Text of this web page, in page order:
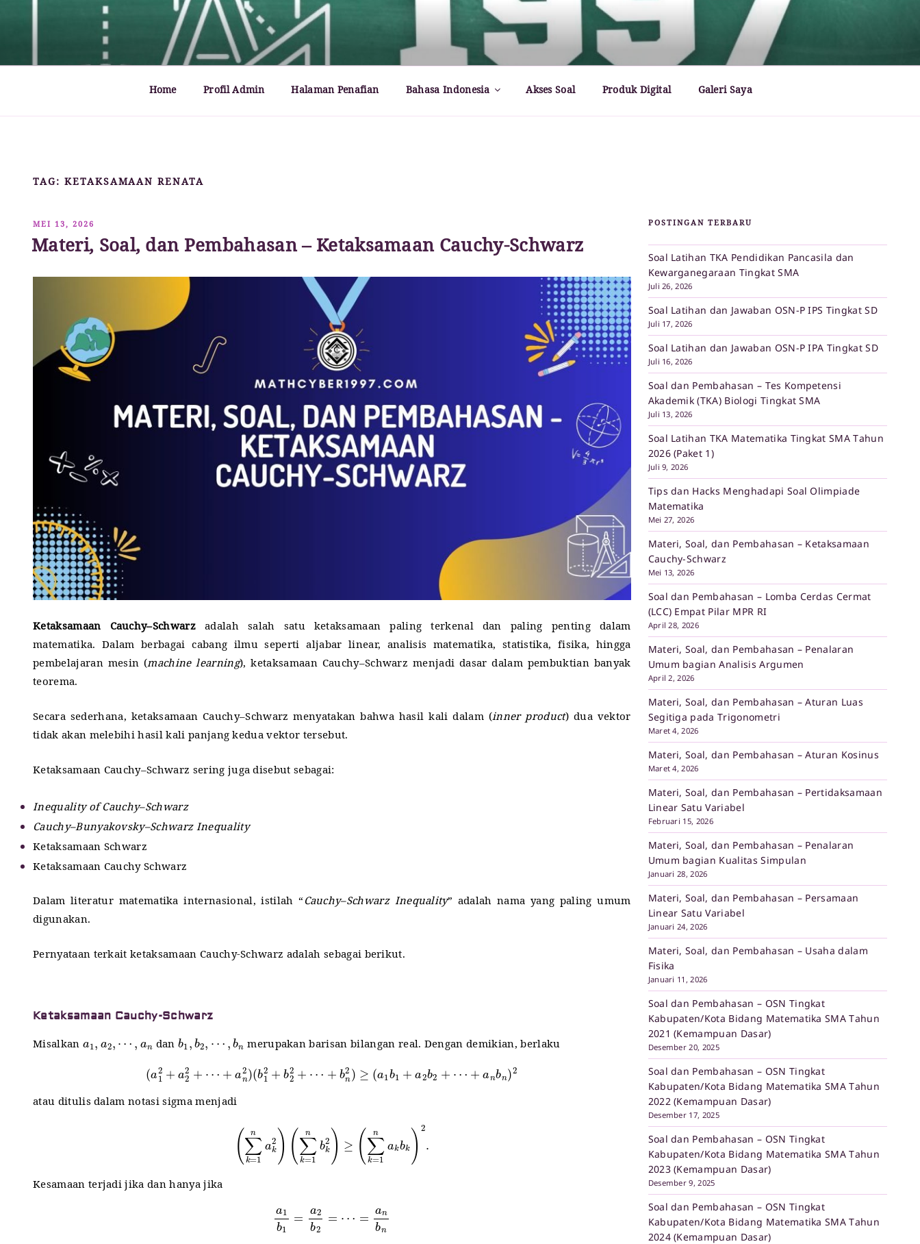
MATHCYBER1997
God used beautiful mathematics in creating the world – Paul Dirac
Home Profil Admin Halaman Penafian Bahasa Indonesia Akses Soal Produk Digital Galeri Saya
TAG: KETAKSAMAAN RENATA
DIPOSKAN
PADA
MEI 13, 2026
Materi, Soal, dan Pembahasan – Ketaksamaan Cauchy-Schwarz
Ketaksamaan Cauchy–Schwarz adalah salah satu ketaksamaan paling terkenal dan paling penting dalam
matematika. Dalam berbagai cabang ilmu seperti aljabar linear, analisis matematika, statistika, fisika, hingga
pembelajaran mesin (machine learning), ketaksamaan Cauchy–Schwarz menjadi dasar dalam pembuktian banyak
teorema.
Secara sederhana, ketaksamaan Cauchy–Schwarz menyatakan bahwa hasil kali dalam (inner product) dua vektor
tidak akan melebihi hasil kali panjang kedua vektor tersebut.
Ketaksamaan Cauchy–Schwarz sering juga disebut sebagai:
Inequality of Cauchy–Schwarz
Cauchy–Bunyakovsky–Schwarz Inequality
Ketaksamaan Schwarz
Ketaksamaan Cauchy Schwarz
Dalam literatur matematika internasional, istilah “Cauchy–Schwarz Inequality” adalah nama yang paling umum
digunakan.
Pernyataan terkait ketaksamaan Cauchy-Schwarz adalah sebagai berikut.
Ketaksamaan Cauchy-Schwarz
Misalkan dan b ,b
⋯ b merupakan barisan bilangan real. Dengan demikian, berlaku
(a1 2 +a 2 + an2)(b 1 +b 2 ⋯+ bn 2)≥(a 1b 1+ a 2b + a nb n 2
atau ditulis dalam notasi sigma menjadi
=1 n 2) ∑k = b (∑k ak b
Kesamaan terjadi jika dan hanya jika
a1b a2b nbn
POSTINGAN TERBARU
Soal Latihan TKA Pendidikan Pancasila dan
Kewarganegaraan Tingkat SMA
Juli 26, 2026
Soal Latihan dan Jawaban OSN-P IPS Tingkat SD
Juli 17, 2026
Soal Latihan dan Jawaban OSN-P IPA Tingkat SD
Juli 16, 2026
Soal dan Pembahasan – Tes Kompetensi
Akademik (TKA) Biologi Tingkat SMA
Juli 13, 2026
Soal Latihan TKA Matematika Tingkat SMA Tahun
2026 (Paket 1)
Juli 9, 2026
Tips dan Hacks Menghadapi Soal Olimpiade
Matematika
Mei 27, 2026
Materi, Soal, dan Pembahasan – Ketaksamaan
Cauchy-Schwarz
Mei 13, 2026
Soal dan Pembahasan – Lomba Cerdas Cermat
(LCC) Empat Pilar MPR RI
April 28, 2026
Materi, Soal, dan Pembahasan – Penalaran
Umum bagian Analisis Argumen
April 2, 2026
Materi, Soal, dan Pembahasan – Aturan Luas
Segitiga pada Trigonometri
Maret 4, 2026
Materi, Soal, dan Pembahasan – Aturan Kosinus
Maret 4, 2026
Materi, Soal, dan Pembahasan – Pertidaksamaan
Linear Satu Variabel
Februari 15, 2026
Materi, Soal, dan Pembahasan – Penalaran
Umum bagian Kualitas Simpulan
Januari 28, 2026
Materi, Soal, dan Pembahasan – Persamaan
Linear Satu Variabel
Januari 24, 2026
Materi, Soal, dan Pembahasan – Usaha dalam
Fisika
Januari 11, 2026
Soal dan Pembahasan – OSN Tingkat
Kabupaten/Kota Bidang Matematika SMA Tahun
2021 (Kemampuan Dasar)
Desember 20, 2025
Soal dan Pembahasan – OSN Tingkat
Kabupaten/Kota Bidang Matematika SMA Tahun
2022 (Kemampuan Dasar)
Desember 17, 2025
Soal dan Pembahasan – OSN Tingkat
Kabupaten/Kota Bidang Matematika SMA Tahun
2023 (Kemampuan Dasar)
Desember 9, 2025
Soal dan Pembahasan – OSN Tingkat
Kabupaten/Kota Bidang Matematika SMA Tahun
2024 (Kemampuan Dasar)